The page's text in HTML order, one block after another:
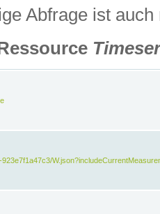
Abfrage ist auch